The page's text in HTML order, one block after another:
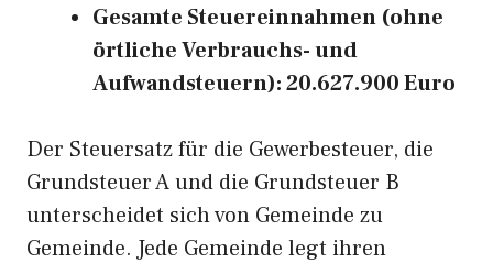
Gesamte Steuereinnahmen (ohne
örtliche Verbrauchs- und
Aufwandsteuern): 20.627.900 Euro
Der Steuersatz für die Gewerbesteuer, die
Grundsteuer A und die Grundsteuer B
unterscheidet sich von Gemeinde zu
Gemeinde. Jede Gemeinde legt ihren